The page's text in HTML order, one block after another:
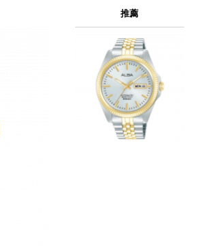
推薦